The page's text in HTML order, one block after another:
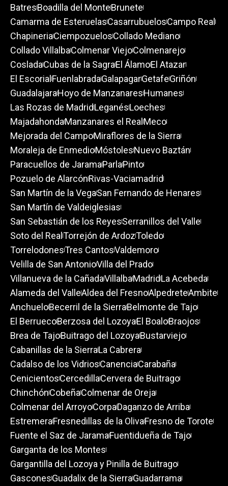
BatresBoadilla del MonteBrunete
Camarma de EsteruelasCasarrubuelosCampo Real
ChapineriaCiempozuelosCollado Mediano
Collado VillalbaColmenar ViejoColmenarejo
CosladaCubas de la SagraEl ÁlamoEl Atazar
El EscorialFuenlabradaGalapagarGetafeGriñón
GuadalajaraHoyo de ManzanaresHumanes
Las Rozas de MadridLeganésLoeches
MajadahondaManzanares el RealMeco
Mejorada del CampoMiraflores de la Sierra
Moraleja de EnmedioMóstolesNuevo Baztán
Paracuellos de JaramaParlaPinto
Pozuelo de AlarcónRivas-Vaciamadrid
San Martín de la VegaSan Fernando de Henares
San Martín de Valdeiglesias
San Sebastián de los ReyesSerranillos del Valle
Soto del RealTorrejón de ArdozToledo
TorrelodonesTres CantosValdemoro
Velilla de San AntonioVilla del Prado
Villanueva de la CañadaVillalbaMadridLa Acebeda
Alameda del ValleAldea del FresnoAlpedreteAmbite
AnchueloBecerril de la SierraBelmonte de Tajo
El BerruecoBerzosa del LozoyaEl BoaloBraojos
Brea de TajoBuitrago del LozoyaBustarviejo
Cabanillas de la SierraLa Cabrera
Cadalso de los VidriosCanenciaCarabaña
CenicientosCercedillaCervera de Buitrago
ChinchónCobeñaColmenar de Oreja
Colmenar del ArroyoCorpaDaganzo de Arriba
EstremeraFresnedillas de la OlivaFresno de Torote
Fuente el Saz de JaramaFuentidueña de Tajo
Garganta de los Montes
Gargantilla del Lozoya y Pinilla de Buitrago
GasconesGuadalix de la SierraGuadarrama